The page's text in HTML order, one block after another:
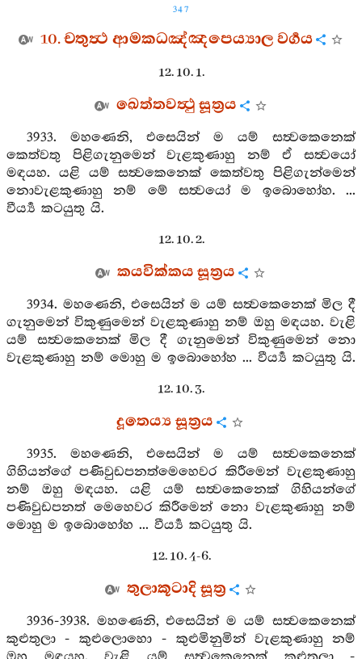
347
10. චතුත්‍ථ ආමකධඤ්ඤපෙය්‍යාල වර්‍ගය
12. 10. 1.
ඛෙත්තවත්‍ථු සූත්‍රය
3933. මහණෙනි, එසෙයින් ම යම් සත්‍වකෙනෙක්
කෙත්වතු පිළිගැනුමෙන් වැළකුණාහු නම් ඒ සත්‍වයෝ
මඳයහ. යළි යම් සත්‍වකෙනෙක් කෙත්වතු පිළිගැන්මෙන්
නොවැළකුණාහු නම් මේ සත්‍වයෝ ම ඉබොහෝහ. ...
වීර්‍ය්‍ය කටයුතු යි.
12. 10. 2.
කයවික්කය සූත්‍රය
3934. මහණෙනි, එසෙයින් ම යම් සත්‍වකෙනෙක් මිල දී
ගැනුමෙන් විකුණුමෙන් වැළකුණාහු නම් ඔහු මඳයහ. වැළි
යම් සත්‍වකෙනෙක් මිල දී ගැනුමෙන් විකුණුමෙන් නො
වැළකුණාහු නම් මොහු ම ඉබොහෝහ ... වීර්‍ය්‍ය කටයුතු යි.
12. 10. 3.
දූතෙය්‍ය සූත්‍රය
3935. මහණෙනි, එසෙයින් ම යම් සත්‍වකෙනෙක්
ගිහියන්ගේ පණිවුඩපනත්මෙහෙවර කිරීමෙන් වැළකුණාහු
නම් ඔහු මඳයහ. යළි යම් සත්‍වකෙනෙක් ගිහියන්ගේ
පණිවුඩපනත් මෙහෙවර කිරීමෙන් නො වැළකුණාහු නම්
මොහු ම ඉබොහෝහ ... වීර්‍ය්‍ය කටයුතු යි.
12. 10. 4-6.
තුලාකූටාදි සූත්‍ර
3936-3938. මහණෙනි, එසෙයින් ම යම් සත්‍වකෙනෙක්
කුළුතුලා - කුළුලොහො - කුළුමිනුමින් වැළකුණාහු නම්